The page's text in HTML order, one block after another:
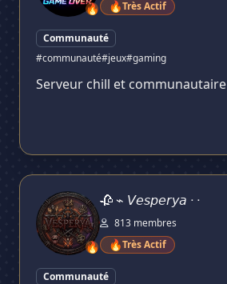
🔥 🔥Très Actif
Communauté
#communauté#jeux#gaming
Serveur chill et communautaire
🥀 ⌁ 𝘝𝘦𝘴𝘱𝘦𝘳𝘺𝘢 ᐧ ᐧ
🔥
🥀 ⌁ 𝘝𝘦𝘴𝘱𝘦𝘳𝘺𝘢 ᐧ ᐧ
813 membres
🔥Très Actif
Communauté